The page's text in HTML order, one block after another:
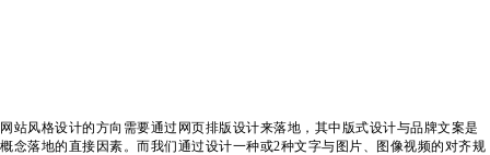
网站风格设计的方向需要通过网页排版设计来落地，其中版式设计与品牌文案是
概念落地的直接因素。而我们通过设计一种或2种文字与图片、图像视频的对齐规